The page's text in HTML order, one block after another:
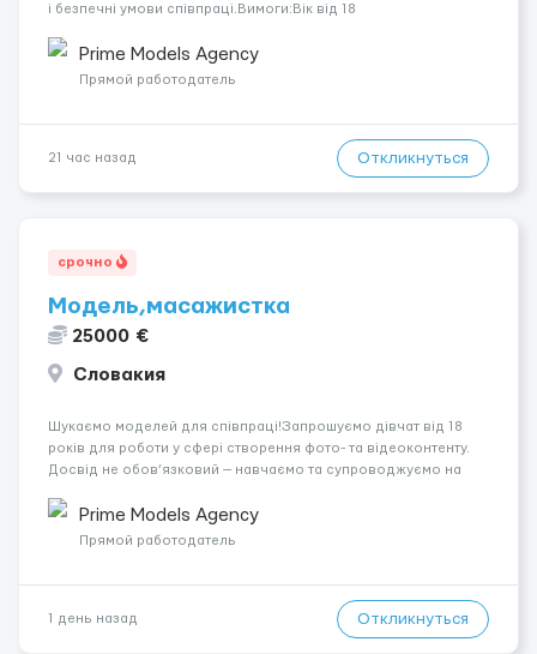
і безпечні умови співпраці.Вимоги:Вік від 18
розвиватися.Досвід не обов’язковий.Якщо вас зацікавила
вакансія — залишайте відгук, і ми зв’яжемося ...
Prime Models Agency
Прямой работодатель
21 час назад Откликнуться
срочно
Модель,масажистка
25000 €
Словакия
Шукаємо моделей для співпраці!Запрошуємо дівчат від 18
років для роботи у сфері створення фото- та відеоконтенту.
Досвід не обов’язковий — навчаємо та супроводжуємо на
конфіденційність і професійну підтримку. Працюємо офіційно,
поважаємо особ...
Prime Models Agency
Прямой работодатель
1 день назад Откликнуться